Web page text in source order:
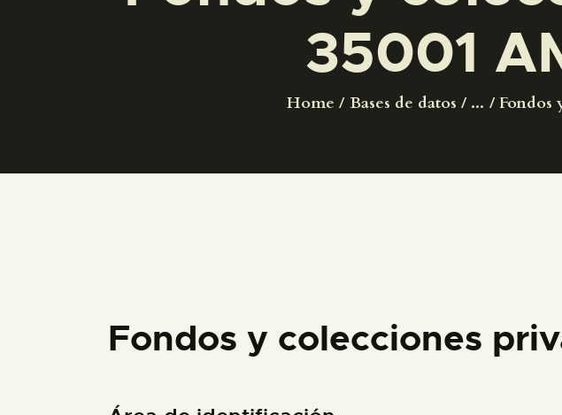
35001
Home Bases de datos ... Fondos
DIDÁCTICA
ESPAÑOL
Fondos y colecciones